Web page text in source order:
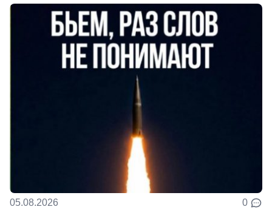
05.08.2026 0